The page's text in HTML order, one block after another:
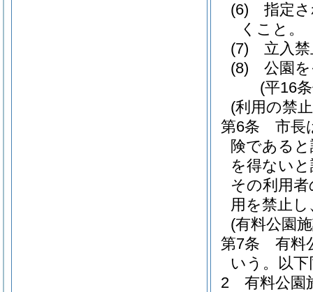
(6)
指定
くこと。
(7)
立入
(8)
公園
(平16
(利用の禁
第6条
市長
険である
を得ない
その利用
用を禁止
(有料公園
第7条
有料
いう。以下
2
有料公園